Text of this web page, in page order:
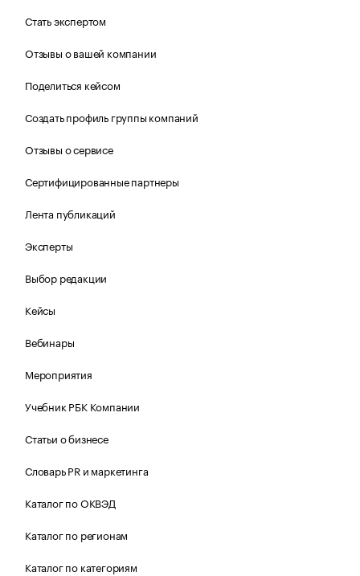
Стать экспертом
Отзывы о вашей компании
Поделиться кейсом
Создать профиль группы компаний
Отзывы о сервисе
Сертифицированные партнеры
Лента публикаций
Эксперты
Выбор редакции
Кейсы
Вебинары
Мероприятия
Учебник РБК Компании
Статьи о бизнесе
Словарь PR и маркетинга
Каталог по ОКВЭД
Каталог по регионам
Каталог по категориям